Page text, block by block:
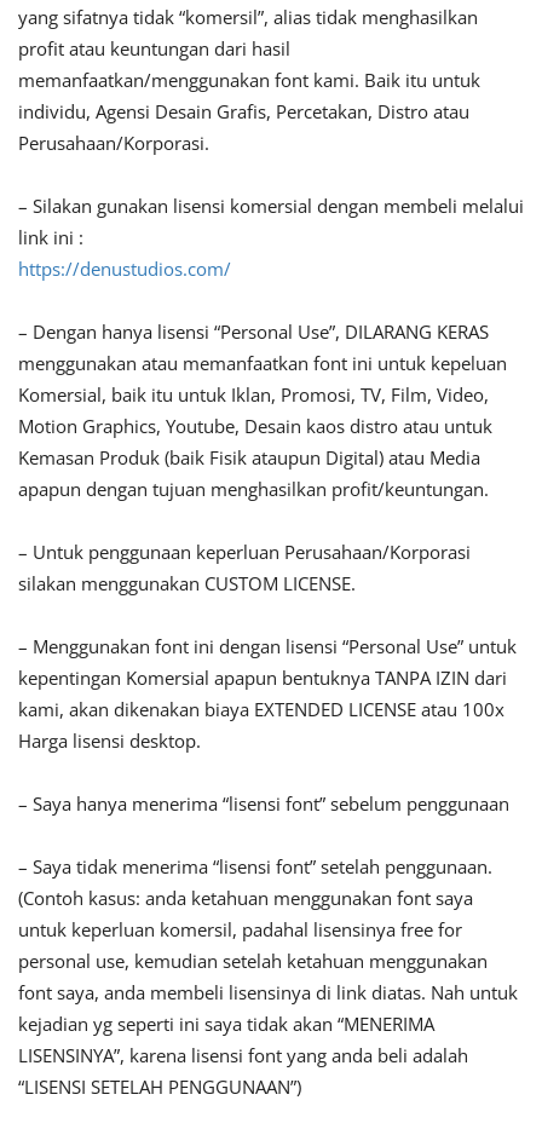
yang sifatnya tidak “komersil”, alias tidak menghasilkan
profit atau keuntungan dari hasil
memanfaatkan/menggunakan font kami. Baik itu untuk
individu, Agensi Desain Grafis, Percetakan, Distro atau
Perusahaan/Korporasi.
– Silakan gunakan lisensi komersial dengan membeli melalui
link ini :
https://denustudios.com/
– Dengan hanya lisensi “Personal Use”, DILARANG KERAS
menggunakan atau memanfaatkan font ini untuk kepeluan
Komersial, baik itu untuk Iklan, Promosi, TV, Film, Video,
Motion Graphics, Youtube, Desain kaos distro atau untuk
Kemasan Produk (baik Fisik ataupun Digital) atau Media
apapun dengan tujuan menghasilkan profit/keuntungan.
– Untuk penggunaan keperluan Perusahaan/Korporasi
silakan menggunakan CUSTOM LICENSE.
– Menggunakan font ini dengan lisensi “Personal Use” untuk
kepentingan Komersial apapun bentuknya TANPA IZIN dari
kami, akan dikenakan biaya EXTENDED LICENSE atau 100x
Harga lisensi desktop.
– Saya hanya menerima “lisensi font” sebelum penggunaan
– Saya tidak menerima “lisensi font” setelah penggunaan.
(Contoh kasus: anda ketahuan menggunakan font saya
untuk keperluan komersil, padahal lisensinya free for
personal use, kemudian setelah ketahuan menggunakan
font saya, anda membeli lisensinya di link diatas. Nah untuk
kejadian yg seperti ini saya tidak akan “MENERIMA
LISENSINYA”, karena lisensi font yang anda beli adalah
“LISENSI SETELAH PENGGUNAAN”)